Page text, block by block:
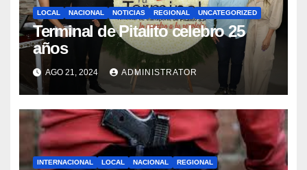
LOCAL NACIONAL NOTICIAS REGIONAL UNCATEGORIZED
Terminal de Pitalito celebro 25
años
AGO 21, 2024 ADMINISTRATOR
INTERNACIONAL LOCAL NACIONAL REGIONAL